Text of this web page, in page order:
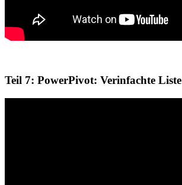
Teil 7: PowerPivot: Verinfachte Liste